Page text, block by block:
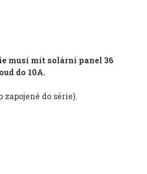
musí mít solární panel 36
do 10A.
do série).